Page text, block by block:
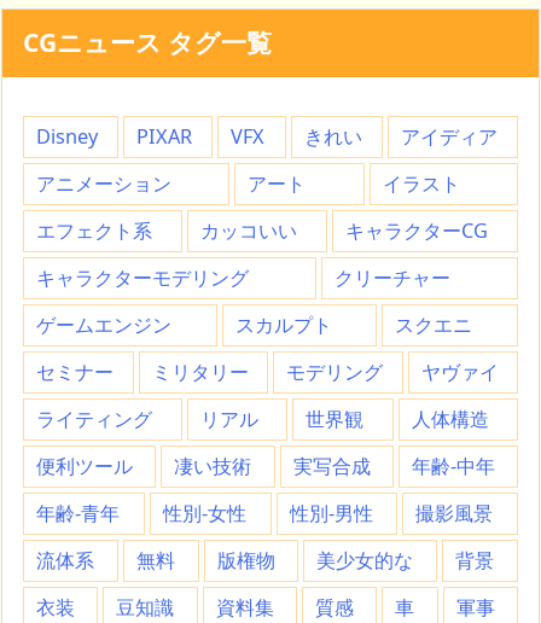
CGニュース タグ一覧
Disney PIXAR VFX きれい
アイディア
アニメーション
アート
イラスト
エフェクト系
カッコいい
キャラクターCG
キャラクターモデリング
クリーチャー
ゲームエンジン
スカルプト
スクエニ
セミナー
ミリタリー モデリング
ヤヴァイ
ライティング
リアル 世界観
人体構造
便利ツール
凄い技術 実写合成
年齢-中年
年齢-青年
性別-女性 性別-男性
撮影風景
流体系
無料 版権物 美少女的な
背景
衣装
豆知識 資料集 質感 車
軍事